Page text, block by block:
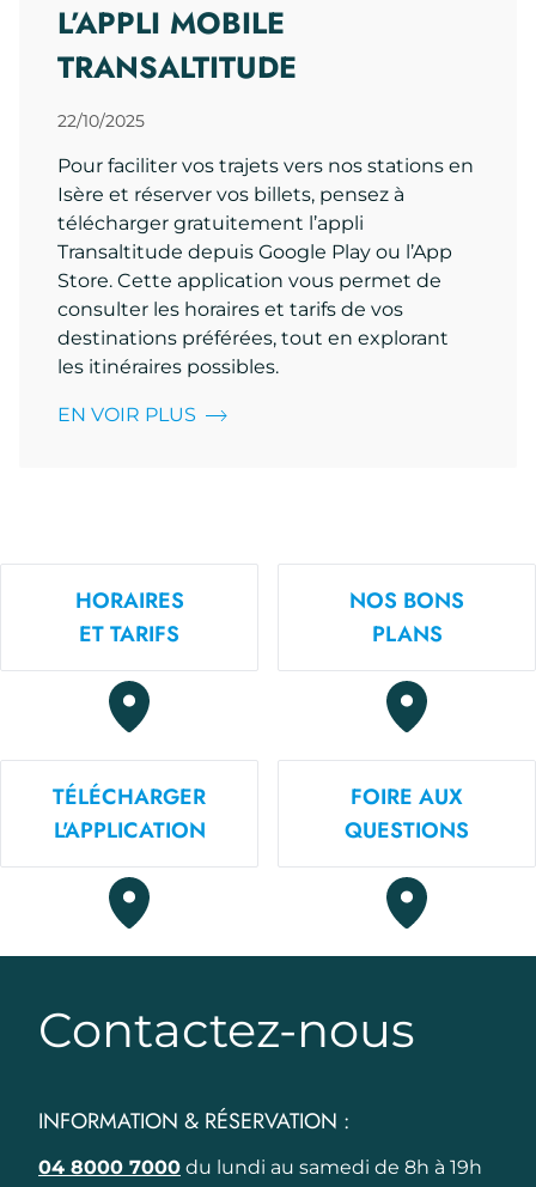
L’APPLI MOBILE
TRANSALTITUDE
22/10/2025
Pour faciliter vos trajets vers nos stations en
Isère et réserver vos billets, pensez à
télécharger gratuitement l’appli
Transaltitude depuis Google Play ou l’App
Store. Cette application vous permet de
consulter les horaires et tarifs de vos
destinations préférées, tout en explorant
les itinéraires possibles.
EN VOIR PLUS
HORAIRES
ET TARIFS
NOS BONS
PLANS
TÉLÉCHARGER
L'APPLICATION
FOIRE AUX
QUESTIONS
Contactez-nous
INFORMATION & RÉSERVATION :
04 8000 7000 du lundi au samedi de 8h à 19h